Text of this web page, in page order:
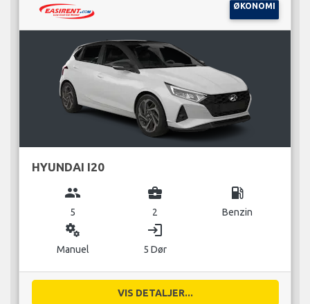
ØKONOMI
HYUNDAI I20
group
5
business_center
2
local_gas_station
Benzin
miscellaneous_services
Manuel
login
5 Dør
VIS DETALJER...